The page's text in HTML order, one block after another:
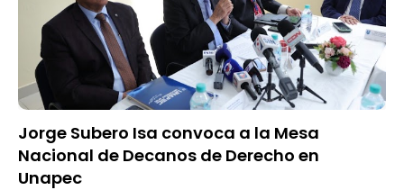
Jorge Subero Isa convoca a la Mesa
Nacional de Decanos de Derecho en
Unapec